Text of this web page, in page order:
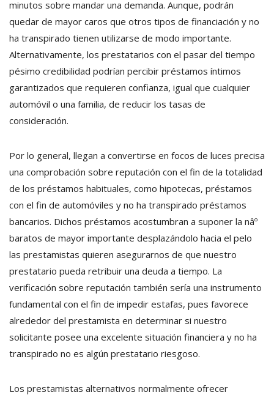
minutos sobre mandar una demanda. Aunque, podrán
quedar de mayor caros que otros tipos de financiación y no
ha transpirado tienen utilizarse de modo importante.
Alternativamente, los prestatarios con el pasar del tiempo
pésimo credibilidad podrían percibir préstamos íntimos
garantizados que requieren confianza, igual que cualquier
automóvil o una familia, de reducir los tasas de
consideración.
Por lo general, llegan a convertirse en focos de luces precisa
una comprobación sobre reputación con el fin de la totalidad
de los préstamos habituales, como hipotecas, préstamos
con el fin de automóviles y no ha transpirado préstamos
bancarios. Dichos préstamos acostumbran a suponer la nâº
baratos de mayor importante desplazándolo hacia el pelo
las prestamistas quieren asegurarnos de que nuestro
prestatario pueda retribuir una deuda a tiempo. La
verificación sobre reputación también serí­a una instrumento
fundamental con el fin de impedir estafas, pues favorece
alrededor del prestamista en determinar si nuestro
solicitante posee una excelente situación financiera y no ha
transpirado no es algún prestatario riesgoso.
Los prestamistas alternativos normalmente ofrecer